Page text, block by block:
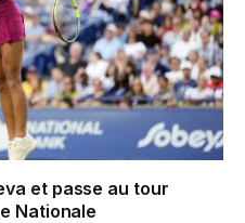
et passe au tour
Nationale